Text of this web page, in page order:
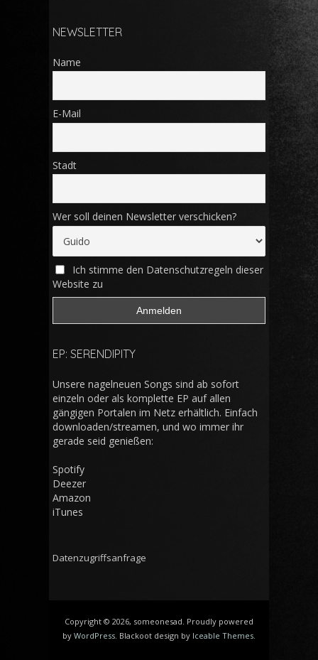
NEWSLETTER
Name
E-Mail
Stadt
Wer soll deinen Newsletter verschicken?
Ich stimme den Datenschutzregeln dieser
Website zu
EP: SERENDIPITY
Unsere nagelneuen Songs sind ab sofort
einzeln oder als komplette EP auf allen
gängigen Portalen im Netz erhältlich. Einfach
downloaden/streamen, und wo immer ihr
gerade seid genießen:
Spotify
Deezer
Amazon
iTunes
Datenzugriffsanfrage
Copyright © 2026, someonesad. Proudly powered
by WordPress . Blackoot design by Iceable Themes